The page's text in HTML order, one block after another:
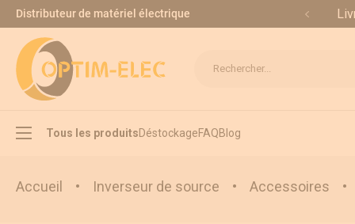
Allez au contenu
Distributeur de matériel électrique
Rechercher...
Tous les produitsDéstockageFAQBlog
Accueil • Inverseur de source • Accessoires •